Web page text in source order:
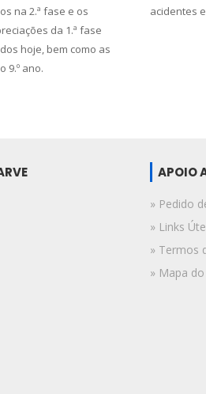
na 2.ª fase e os
da 1.ª fase
hoje, bem como as
9.º ano.
acidentes
APOIO
» Pedido
» Links
» Termos
» Mapa